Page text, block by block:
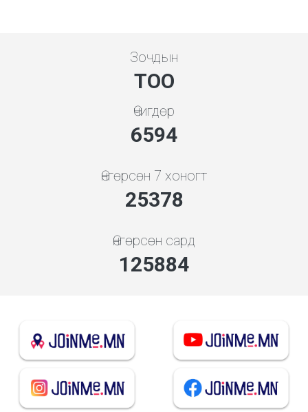
Зочдын
ТОО
Өчигдөр
7101
Өнгөрсөн 7 хоногт
27330
Өнгөрсөн сард
135568